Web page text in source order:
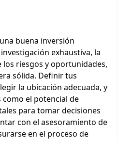
buena inversión
exhaustiva, la
los riesgos y oportunidades,
sólida. Definir tus
la ubicación adecuada, y
el potencial de
para tomar decisiones
con el asesoramiento de
en el proceso de